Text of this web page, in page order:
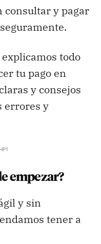
consultar y pagar
todo
tu pago en
y consejos
errores y
empezar?
y sin
tener a